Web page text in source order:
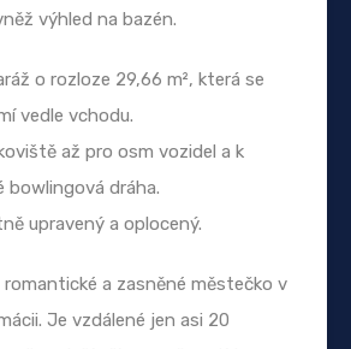
výhled na bazén.
o rozloze 29,66 m², která se
vedle vchodu.
až pro osm vozidel a k
bowlingová dráha.
upravený a oplocený.
romantické a zasněné městečko v
Je vzdálené jen asi 20